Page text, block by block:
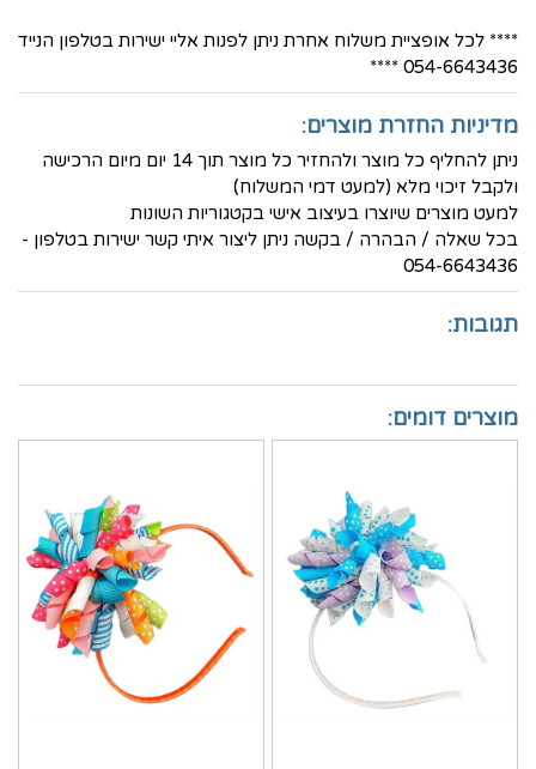
**** לכל אופציית משלוח אחרת ניתן לפנות אליי ישירות בטלפון הנייד
054-6643436 ****
מדיניות החזרת מוצרים:
ניתן להחליף כל מוצר ולהחזיר כל מוצר תוך 14 יום מיום הרכישה
ולקבל זיכוי מלא (למעט דמי המשלוח)
למעט מוצרים שיוצרו בעיצוב אישי בקטגוריות השונות
בכל שאלה / הבהרה / בקשה ניתן ליצור איתי קשר ישירות בטלפון -
054-6643436
תגובות:
מוצרים דומים: